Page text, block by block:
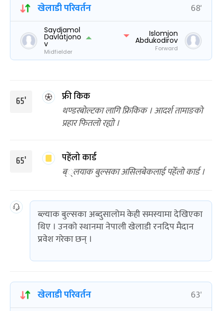
खेलाडी परिवर्तन 68'
Saydjamol
Davlatjono
v
Midfielder
Islomjon
Abdukodirov
Forward
65'
फ्री किक
थण्डरबोल्टका लागि फ्रिकिक । आदर्श तामाङको
प्रहार फितलो रह्यो ।
65'
पहेंलो कार्ड
ब््लयाक बुल्सका असिलबेकलाई पहेँलो कार्ड ।
ब्ल्याक बुल्सका अब्दुसालोम केही समस्यामा देखिएका
थिए । उनको स्थानमा नेपाली खेलाडी रनदिप मैदान
प्रवेश गरेका छन् ।
खेलाडी परिवर्तन 63'